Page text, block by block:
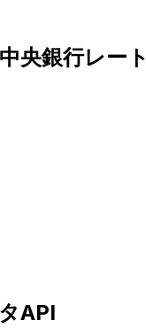
中央銀行レート
API